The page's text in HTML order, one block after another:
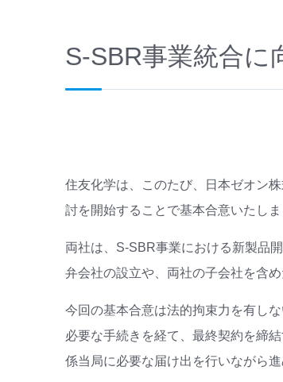
S-SBR事業統合
住友化学は、このたび、日本ゼオン株
討を開始することで基本合意いたしま
両社は、S-SBR事業における新製品
弁会社の設立や、両社の子会社を含
今回の基本合意は法的拘束力を有し
必要な手続きを経て、最終契約を締
係当局に必要な届け出を行いながら進